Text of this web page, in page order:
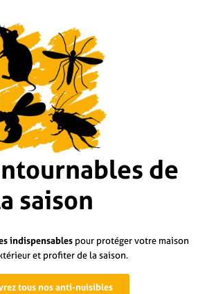
de
saison
indispensables pour protéger votre maison
et profiter de la saison.
tous nos anti-nuisibles